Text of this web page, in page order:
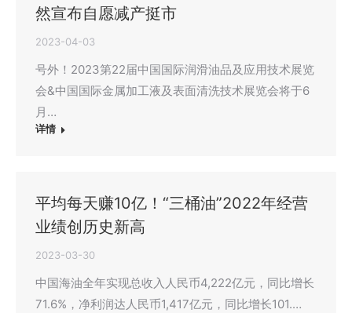
然宣布自愿减产挺市
2023-04-03
号外！2023第22届中国国际润滑油品及应用技术展览
会&中国国际金属加工液及表面清洗技术展览会将于6
月…
详情
平均每天赚10亿！“三桶油”2022年经营
业绩创历史新高
2023-03-30
中国海油全年实现总收入人民币4,222亿元，同比增长
71.6%，净利润达人民币1,417亿元，同比增长101.…